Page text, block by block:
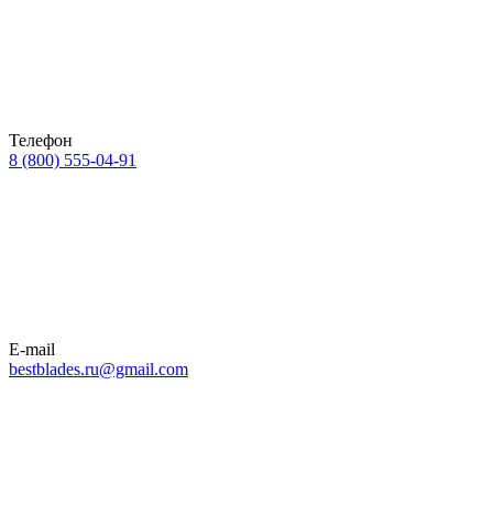
Телефон
8 (800) 555-04-91
E-mail
bestblades.ru@gmail.com